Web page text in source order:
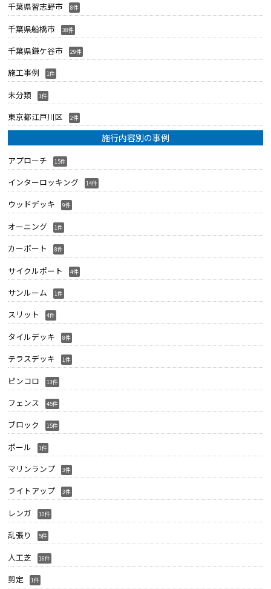
千葉県習志野市 8件
千葉県船橋市 38件
千葉県鎌ケ谷市 29件
施工事例 1件
未分類 1件
東京都江戸川区 2件
施行内容別の事例
アプローチ 15件
インターロッキング 14件
ウッドデッキ 9件
オーニング 1件
カーポート 8件
サイクルポート 4件
サンルーム 1件
スリット 4件
タイルデッキ 8件
テラスデッキ 1件
ピンコロ 13件
フェンス 45件
ブロック 15件
ポール 1件
マリンランプ 3件
ライトアップ 3件
レンガ 10件
乱張り 5件
人工芝 16件
剪定 1件